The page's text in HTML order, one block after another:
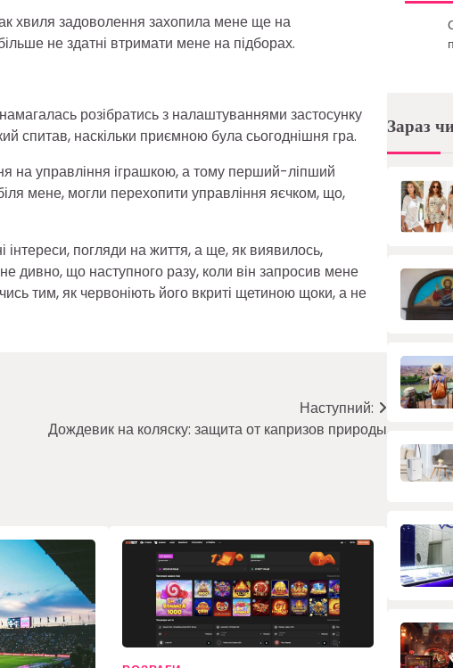
хвиля задоволення захопила мене ще на
не здатні втримати мене на підборах.
розібратись з налаштуваннями застосунку
спитав, наскільки приємною була сьогоднішня гра.
на управління іграшкою, а тому перший-ліпший
мене, могли перехопити управління яєчком, що,
інтереси, погляди на життя, а ще, як виявилось,
дивно, що наступного разу, коли він запросив мене
тим, як червоніють його вкриті щетиною щоки, а не
Наступний:
Дождевик на коляску: защита от капризов природы
Зараз